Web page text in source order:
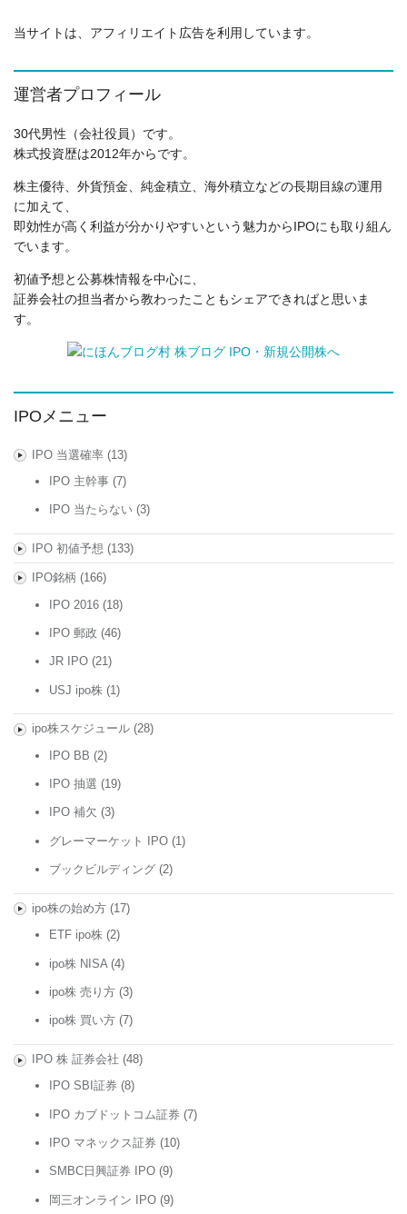
当サイトは、アフィリエイト広告を利用しています。
運営者プロフィール
30代男性（会社役員）です。
株式投資歴は2012年からです。
株主優待、外貨預金、純金積立、海外積立などの長期目線の運用
に加えて、
即効性が高く利益が分かりやすいという魅力からIPOにも取り組ん
でいます。
初値予想と公募株情報を中心に、
証券会社の担当者から教わったこともシェアできればと思いま
す。
IPOメニュー
IPO 当選確率(13)
IPO 主幹事 (7)
IPO 当たらない (3)
IPO 初値予想 (133)
IPO銘柄 (166)
IPO 2016 (18)
IPO 郵政 (46)
JR IPO (21)
USJ ipo株 (1)
ipo株スケジュール(28)
IPO BB (2)
IPO 抽選 (19)
IPO 補欠 (3)
グレーマーケット IPO (1)
ブックビルディング (2)
ipo株の始め方(17)
ETF ipo株 (2)
ipo株 NISA (4)
ipo株 売り方 (3)
ipo株 買い方 (7)
IPO 株 証券会社 (48)
IPO SBI証券 (8)
IPO カブドットコム証券 (7)
IPO マネックス証券 (10)
SMBC日興証券 IPO (9)
岡三オンライン IPO (9)